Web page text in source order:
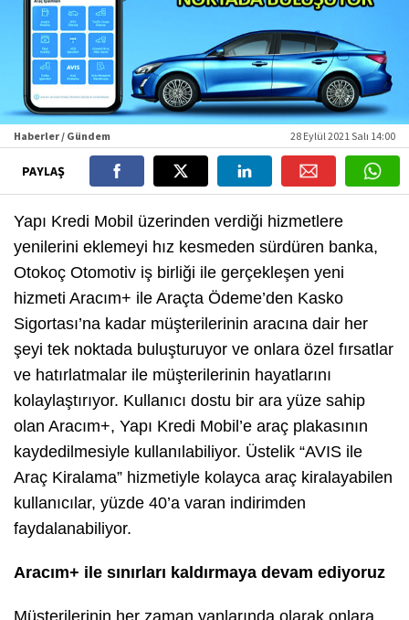
Haberler / Gündem 28 Eylül 2021 Salı 14:00
PAYLAŞ
Yapı Kredi Mobil üzerinden verdiği hizmetlere
yenilerini eklemeyi hız kesmeden sürdüren banka,
Otokoç Otomotiv iş birliği ile gerçekleşen yeni
hizmeti Aracım+ ile Araçta Ödeme’den Kasko
Sigortası’na kadar müşterilerinin aracına dair her
şeyi tek noktada buluşturuyor ve onlara özel fırsatlar
ve hatırlatmalar ile müşterilerinin hayatlarını
kolaylaştırıyor. Kullanıcı dostu bir ara yüze sahip
olan Aracım+, Yapı Kredi Mobil’e araç plakasının
kaydedilmesiyle kullanılabiliyor. Üstelik “AVIS ile
Araç Kiralama” hizmetiyle kolayca araç kiralayabilen
kullanıcılar, yüzde 40’a varan indirimden
faydalanabiliyor.
Aracım+ ile sınırları kaldırmaya devam ediyoruz
Müşterilerinin her zaman yanlarında olarak onlara